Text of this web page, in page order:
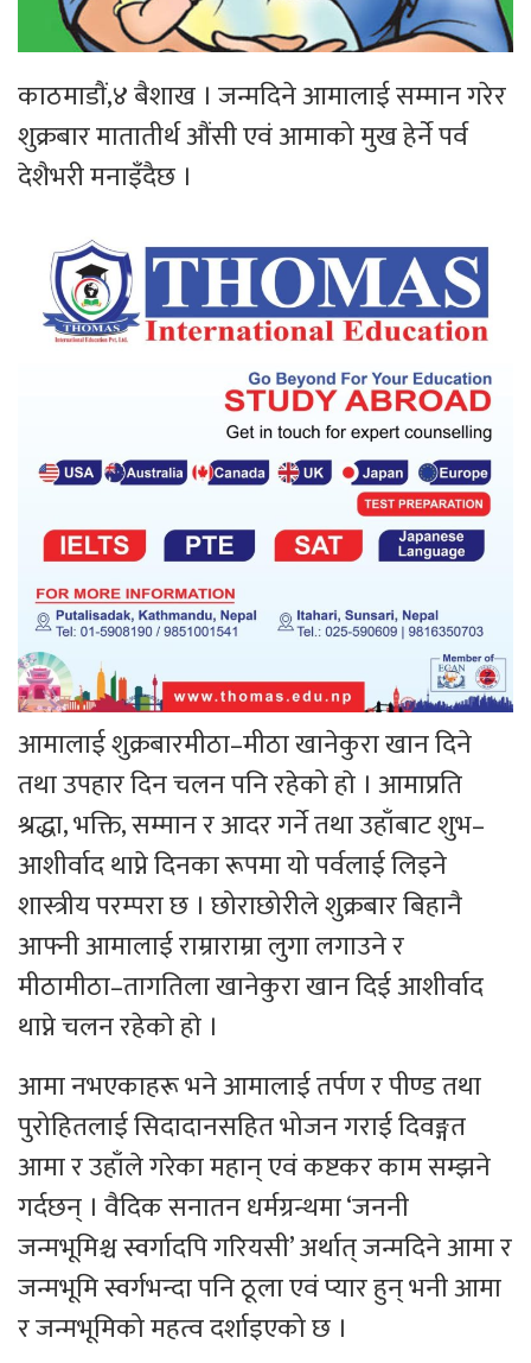
काठमाडाैं,४ बैशाख । जन्मदिने आमालाई सम्मान गरेर
शुक्रबार मातातीर्थ औंसी एवं आमाको मुख हेर्ने पर्व
देशैभरी मनाइँदैछ ।
आमालाई शुक्रबारमीठा–मीठा खानेकुरा खान दिने
तथा उपहार दिन चलन पनि रहेको हाे । आमाप्रति
श्रद्धा, भक्ति, सम्मान र आदर गर्ने तथा उहाँबाट शुभ–
आशीर्वाद थाप्ने दिनका रूपमा यो पर्वलाई लिइने
शास्त्रीय परम्परा छ । छोराछोरीले शुक्रबार बिहानै
आफ्नी आमालाई राम्राराम्रा लुगा लगाउने र
मीठामीठा–तागतिला खानेकुरा खान दिई आशीर्वाद
थाप्ने चलन रहेकाे हाे ।
आमा नभएकाहरू भने आमालाई तर्पण र पीण्ड तथा
पुरोहितलाई सिदादानसहित भोजन गराई दिवङ्गत
आमा र उहाँले गरेका महान् एवं कष्टकर काम सम्झने
गर्दछन् । वैदिक सनातन धर्मग्रन्थमा ‘जननी
जन्मभूमिश्च स्वर्गादपि गरियसी’ अर्थात् जन्मदिने आमा र
जन्मभूमि स्वर्गभन्दा पनि ठूला एवं प्यार हुन् भनी आमा
र जन्मभूमिको महत्व दर्शाइएको छ ।